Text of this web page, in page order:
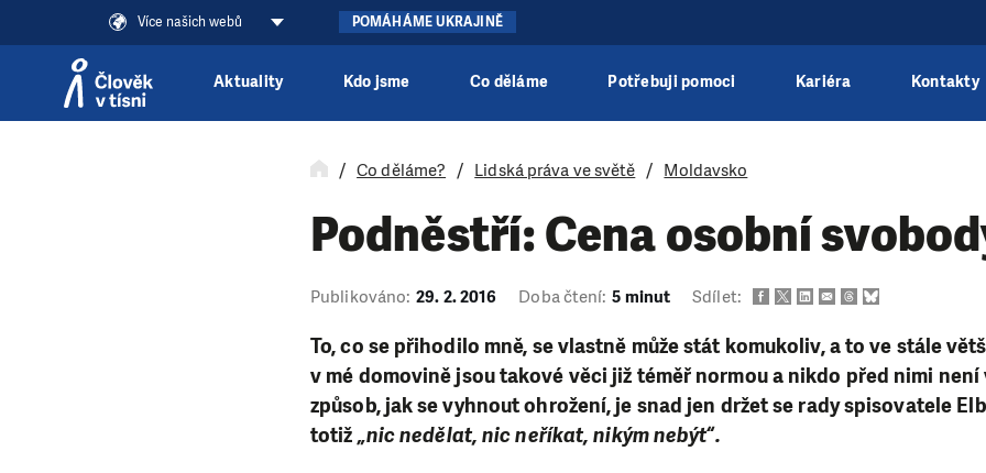
Více našich webů POMÁHÁME UKRAJINĚ
Aktuality Kdo jsme Co děláme Potřebuji pomoci Kariéra Kontakty
Co děláme? Lidská práva ve světě Moldavsko
Podněstří: Cena osobní
Publikováno: 29. 2. 2016 Doba čtení: 5 minut Sdílet:
To, co se přihodilo mně, se vlastně může stát komukoliv, a to ve stále
v mé domovině jsou takové věci již téměř normou a nikdo před nimi
způsob, jak se vyhnout ohrožení, je snad jen držet se rady spisovatele
totiž„nic nedělat, nic neříkat, nikým nebýt“.